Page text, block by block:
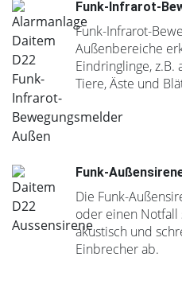
Funk-Infrarot-
Funk-Infrarot-
Außenbereiche
Eindringlinge, z.B.
Tiere, Äste und
Funk-
Die Funk-
oder einen
akustisch und
Einbrecher ab.